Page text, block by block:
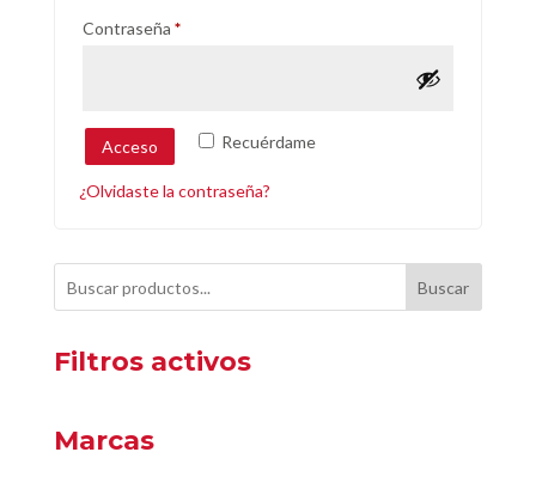
Contraseña *Obligatorio
Recuérdame
Acceso
¿Olvidaste la contraseña?
Buscar
Filtros activos
Marcas